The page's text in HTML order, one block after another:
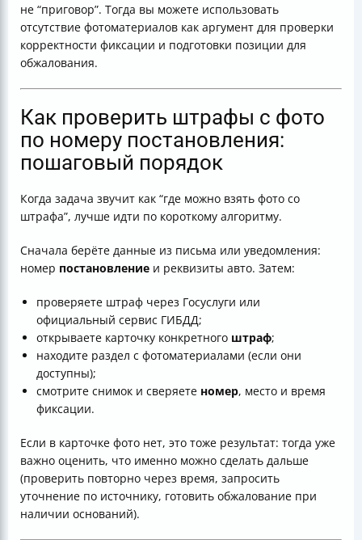
не “приговор”. Тогда вы можете использовать
отсутствие фотоматериалов как аргумент для проверки
корректности фиксации и подготовки позиции для
обжалования.
Как проверить штрафы с фото
по номеру постановления:
пошаговый порядок
Когда задача звучит как “где можно взять фото со
штрафа”, лучше идти по короткому алгоритму.
Сначала берёте данные из письма или уведомления:
номер постановление и реквизиты авто. Затем:
проверяете штраф через Госуслуги или
официальный сервис ГИБДД;
открываете карточку конкретного штраф;
находите раздел с фотоматериалами (если они
доступны);
смотрите снимок и сверяете номер, место и время
фиксации.
Если в карточке фото нет, это тоже результат: тогда уже
важно оценить, что именно можно сделать дальше
(проверить повторно через время, запросить
уточнение по источнику, готовить обжалование при
наличии оснований).